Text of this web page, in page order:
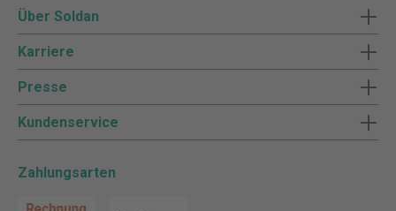
Über Soldan
Karriere
Presse
Kundenservice
Zahlungsarten